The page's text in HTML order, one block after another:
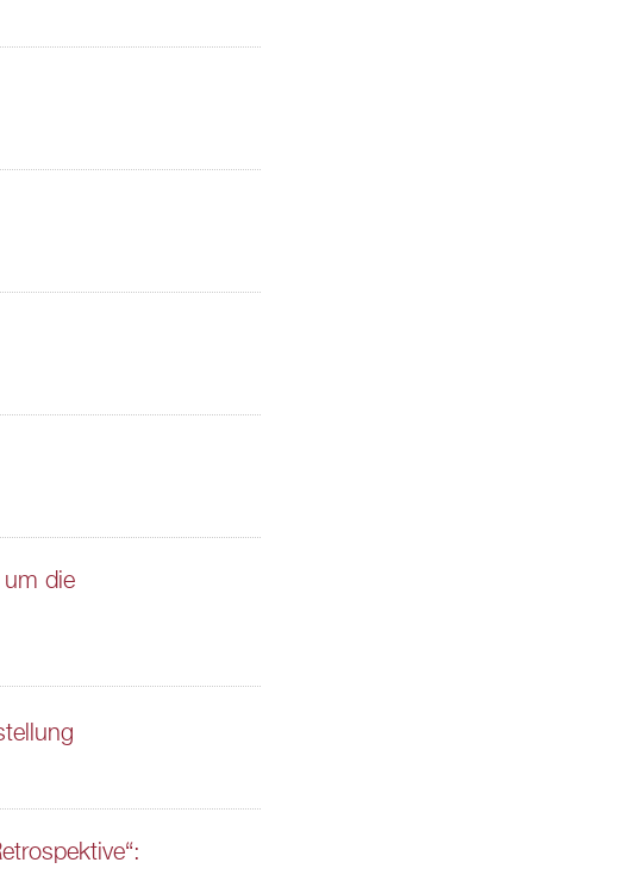
die